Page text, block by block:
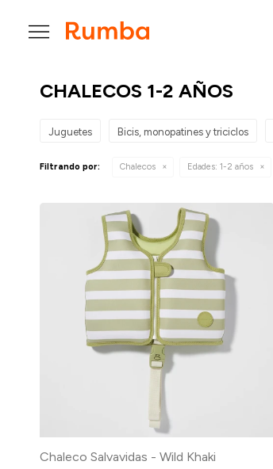

CHALECOS 1-2 AÑOS
Juguetes Bicis, monopatines y triciclos
Filtrando por: Chalecos Edades: 1-2 años
Chaleco Salvavidas - Wild Khaki